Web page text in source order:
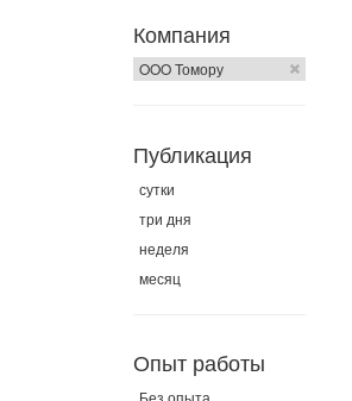
Компания
OOO Томору
Публикация
сутки
три дня
неделя
месяц
Опыт работы
Без опыта